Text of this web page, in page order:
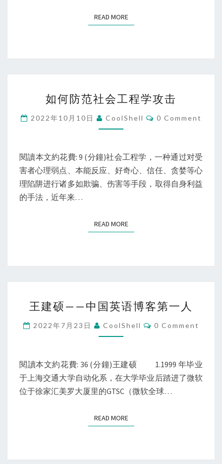
电
READ MOREREAD MORE
何
防
范
会
工
程
击
如何防范社会工程学攻击
2022年10月10日 CoolShell Comments
0 Comment
閱讀本文約花費: 9 (分鐘)社会工程学，一种通过对受
害者心理弱点、本能反应、好奇心、信任、贪婪等心
理陷阱进行诸多如欺骗、伤害等手段，取得自身利益
的手法，近年来…
READ MOREREAD MORE
建
硕
——
国
英
语
客
第
王建硕——中国英语博客第一人
2022年7月23日 CoolShell Comments
0 Comment
閱讀本文約花費: 36 (分鐘)王建硕 1.1999 年毕业
于上海交通大学自动化系，在大学毕业后踏进了微软
位于徐家汇美罗大厦里的GTSC（微软全球…
READ MOREREAD MORE